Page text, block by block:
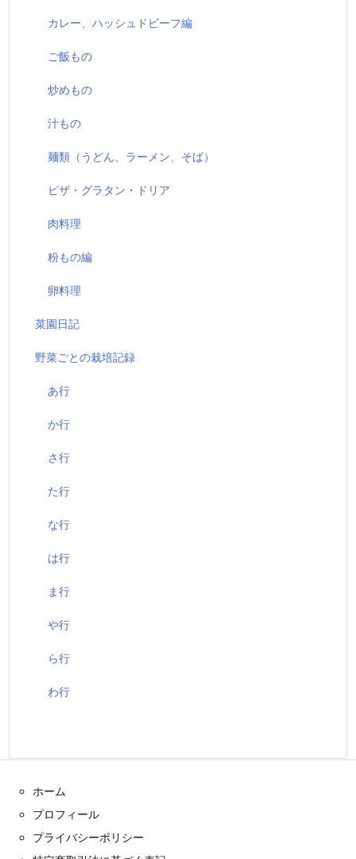
カレー、ハッシュドビーフ編
ご飯もの
炒めもの
汁もの
麺類（うどん、ラーメン、そば）
ピザ・グラタン・ドリア
肉料理
粉もの編
卵料理
菜園日記
野菜ごとの栽培記録
あ行
か行
さ行
た行
な行
は行
ま行
や行
ら行
わ行
ホーム
プロフィール
プライバシーポリシー